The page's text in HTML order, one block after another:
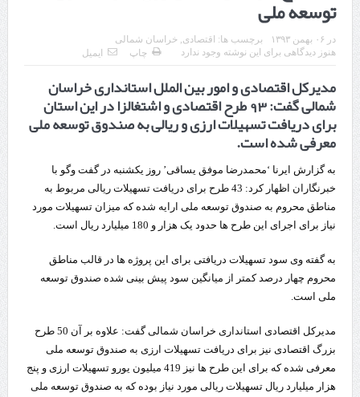
گزارش ویژه؛
طرز تهیه خورش خلال کرمانشاهی +نکات و فوت وفن‌ها
قدردانی وزیر میراث فرهنگی، گردشگری و صنایع دستی از استاندار اردبیل
استاندار اردبیل در دیدار دبیر شورای‌عالی مناطق آزاد و ویژه اقتصادی:
راه‌اندازی کامل منطقه آزاد اردبیل-بیله‌سوار و منطقه ویژه اقتصادی نمین تسریع
شود
در دیدار استاندار اردبیل و مدیرعامل بانک سینا محقق شد؛
تخصیص ۳۰۰میلیارد تومان برای تکمیل بزرگراه اردبیل-سرچم
رئیس سازمان راهداری:
مرز چیلات دهلران می‌تواند مکمل مرز بین‌المللی مهران شود
توسعه ملی
در ۰۶ بهمن ۱۳۹۳ برچسب ها: اقتصادی, خراسان شمالی
هنوز دیدگاهی برای این نوشته وجود ندارد
چاپ ایمیل
مدیرکل اقتصادی و امور بین الملل استانداری خراسان
شمالی گفت: 93 طرح اقتصادی و اشتغالزا در این استان
برای دریافت تسهیلات ارزی و ریالی به صندوق توسعه ملی
معرفی شده است.
به گزارش ایرنا ‘محمدرضا موفق یساقی’ روز یکشنبه در گفت وگو با
خبرنگاران اظهار کرد: 43 طرح برای دریافت تسهیلات ریالی مربوط به
مناطق محروم به صندوق توسعه ملی ارایه شده که میزان تسهیلات مورد
نیاز برای اجرای این طرح ها حدود یک هزار و 180 میلیارد ریال است.
به گفته وی سود تسهیلات دریافتی برای این پروژه ها در قالب مناطق
محروم چهار درصد کمتر از میانگین سود پیش بینی شده صندوق توسعه
ملی است.
مدیرکل اقتصادی استانداری خراسان شمالی گفت: علاوه بر آن 50 طرح
بزرگ اقتصادی نیز برای دریافت تسهیلات ارزی به صندوق توسعه ملی
معرفی شده که برای این طرح ها نیز 419 میلیون یورو تسهیلات ارزی و پنج
هزار میلیارد ریال تسهیلات ریالی مورد نیاز بوده که به صندوق توسعه ملی